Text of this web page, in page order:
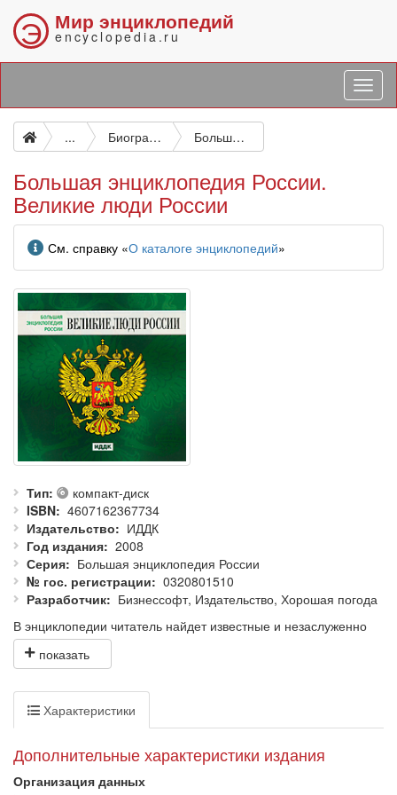
Э Мир энциклопедий
encyclopedia.ru
... Биографические и подобные исследования Большая энциклопедия России. Великие люди России
Большая энциклопедия России.
Великие люди России
Информация
См. справку «О каталоге энциклопедий»
Тип
компакт-диск
ISBN
4607162367734
Издательство
ИДДК
Год издания
2008
Серия
Большая энциклопедия России
№ гос. регистрации
0320801510
Разработчик
Бизнессофт, Издательство, Хорошая погода
В энциклопедии читатель найдет известные и незаслуженно
забытые имена 1000 россиян, которые сыграли огромную
роль в истории страны, положили свои жизни на алтарь
развитие науки и культуры.
В энциклопедии содержатся сведения о выдающихся
Александра Невского до наших дней. Статьи содержат
биографические данные и интересные факты из жизни
Характеристики
Дополнительные характеристики издания
Организация данных